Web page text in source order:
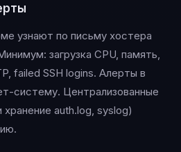
узнают по письму хостера
загрузка CPU, память,
failed SSH logins. Алерты в
систему. Централизованные
auth.log, syslog)